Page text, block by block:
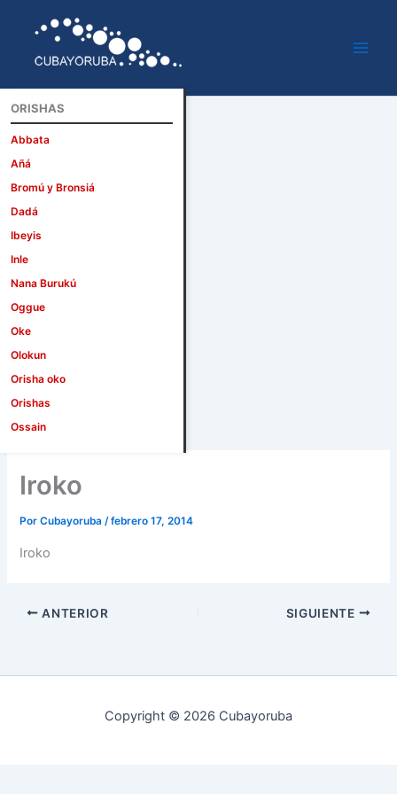
contenido
Iroko
PorCubayoruba/febrero 17, 2014
Iroko
ANTERIOR SIGUIENTE
Copyright © 2026 Cubayoruba
ORISHAS
Abbata
Añá
Bromú y Bronsiá
Dadá
Ibeyis
Inle
Nana Burukú
Oggue
Oke
Olokun
Orisha oko
Orishas
Ossain